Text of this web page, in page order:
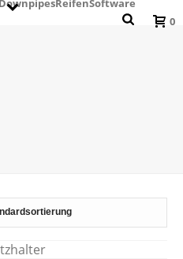
DownpipesReifenSoftware
0